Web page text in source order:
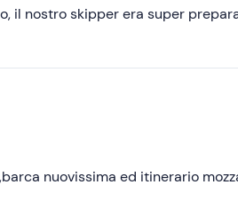
il nostro skipper era super
nuovissima ed itinerario